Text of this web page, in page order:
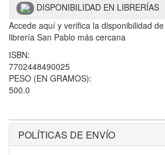
DISPONIBILIDAD EN LIBRERÍAS
Accede aquí y verifica la disponibilidad
librería San Pablo más cercana
ISBN:
7702448490025
PESO (EN GRAMOS):
500.0
POLÍTICAS DE ENVÍO